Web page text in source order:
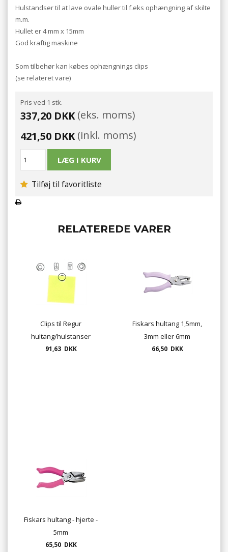
Hulstandser til at lave ovale huller til f.eks ophængning af skilte
m.m.
Hullet er 4 mm x 15mm
God kraftig maskine
Som tilbehør kan købes ophængnings clips
(se relateret vare)
Pris ved 1 stk.
337,20 DKK(eks. moms)
421,50 DKK(inkl. moms)
Tilføj til favoritliste
RELATEREDE VARER
Clips til Regur
hultang/hulstanser
91,63 DKK
Fiskars hultang 1,5mm,
3mm eller 6mm
66,50 DKK
Fiskars hultang - hjerte -
5mm
65,50 DKK